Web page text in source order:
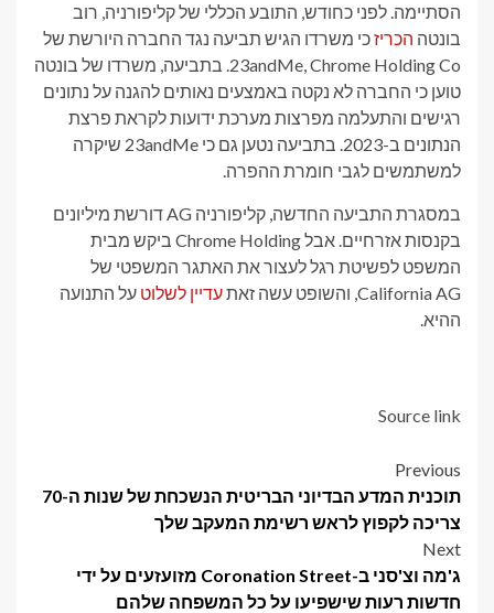
הסתיימה. לפני כחודש, התובע הכללי של קליפורניה, רוב
בונטה הכריזכי משרדו הגיש תביעה נגד החברה היורשת של
23andMe, Chrome Holding Co. בתביעה, משרדו של בונטה
טוען כי החברה לא נקטה באמצעים נאותים להגנה על נתונים
רגישים והתעלמה מפרצות מערכת ידועות לקראת פרצת
הנתונים ב-2023. בתביעה נטען גם כי 23andMe שיקרה
למשתמשים לגבי חומרת ההפרה.
במסגרת התביעה החדשה, קליפורניה AG דורשת מיליונים
בקנסות אזרחיים. אבל Chrome Holding ביקש מבית
המשפט לפשיטת רגל לעצור את האתגר המשפטי של
California AG, והשופט עשה זאת
עדיין לשלוט על התנועה
ההיא.
Source link
Post
navigation
Previous
תוכנית המדע הבדיוני הבריטית הנשכחת של שנות ה-70
צריכה לקפוץ לראש רשימת המעקב שלך
Next
ג'מה וצ'סני ב-Coronation Street מזועזעים על ידי
חדשות רעות שישפיעו על כל המשפחה שלהם